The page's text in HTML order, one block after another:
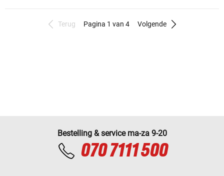
Terug Pagina 1 van 4 Volgende
Bestelling & service ma-za 9-20
070 7111 500